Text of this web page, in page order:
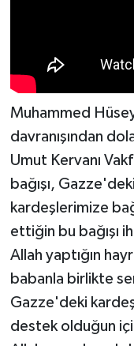
Muhammed
davranışından
Umut Kervanı
bağışı,
kardeşlerimize
ettiğin bu bağışı
Allah yaptığın
babanla birlikte
Gazze'deki
destek olduğun